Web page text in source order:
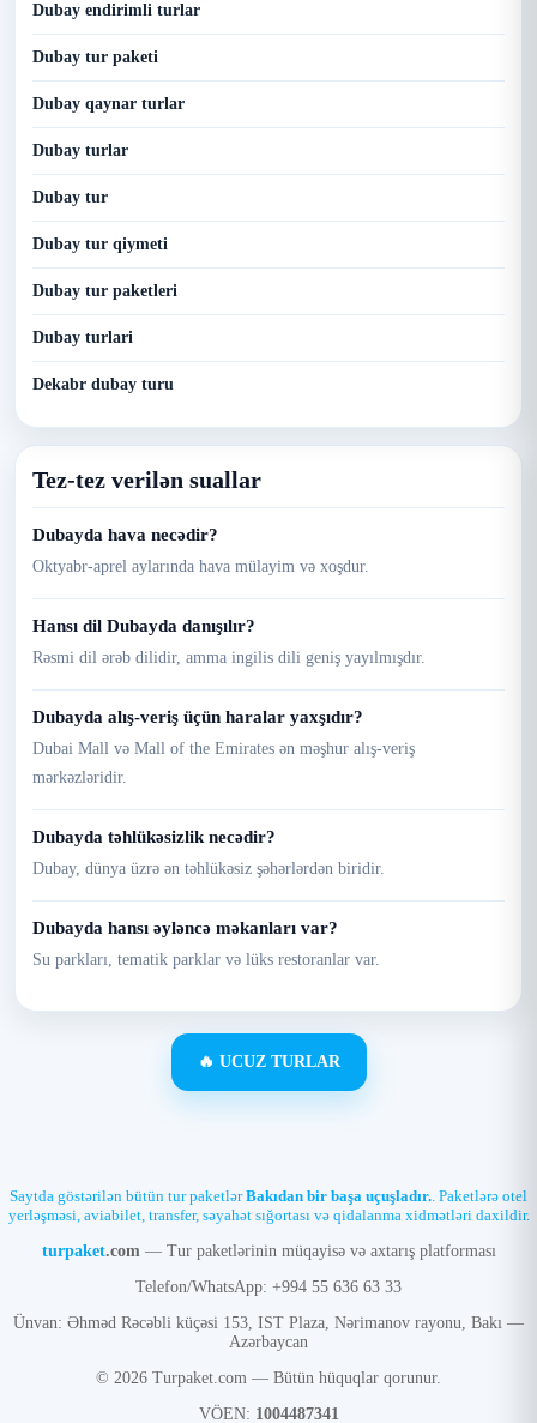
Dubay endirimli turlar
Dubay tur paketi
Dubay qaynar turlar
Dubay turlar
Dubay tur
Dubay tur qiymeti
Dubay tur paketleri
Dubay turlari
Dekabr dubay turu
Tez-tez verilən suallar
Dubayda hava necədir?
Oktyabr-aprel aylarında hava mülayim və xoşdur.
Hansı dil Dubayda danışılır?
Rəsmi dil ərəb dilidir, amma ingilis dili geniş yayılmışdır.
Dubayda alış-veriş üçün haralar yaxşıdır?
Dubai Mall və Mall of the Emirates ən məşhur alış-veriş
mərkəzləridir.
Dubayda təhlükəsizlik necədir?
Dubay, dünya üzrə ən təhlükəsiz şəhərlərdən biridir.
Dubayda hansı əyləncə məkanları var?
Su parkları, tematik parklar və lüks restoranlar var.
🔥 UCUZ TURLAR
Saytda göstərilən bütün tur paketlərBakıdan bir başa uçuşladır.. Paketlərə otel
yerləşməsi, aviabilet, transfer, səyahət sığortası və qidalanma xidmətləri daxildir.
turpaket.com— Tur paketlərinin müqayisə və axtarış platforması
Telefon/WhatsApp: +994 55 636 63 33
Ünvan: Əhməd Rəcəbli küçəsi 153, IST Plaza, Nərimanov rayonu, Bakı —
Azərbaycan
© 2026 Turpaket.com — Bütün hüquqlar qorunur.
VÖEN: 1004487341